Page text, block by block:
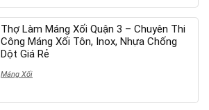
Thợ Làm Máng Xối Quận 3 – Chuyên Thi
Công Máng Xối Tôn, Inox, Nhựa Chống
Dột Giá Rẻ
Máng Xối